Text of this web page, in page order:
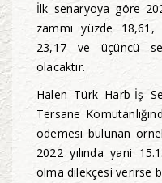
İlk senaryoya göre
zammı yüzde
23,17 ve üçüncü
olacaktır.
Halen Türk Harb-İş
Tersane
ödemesi bulunan
2022 yılında yani
olma dilekçesi verirse